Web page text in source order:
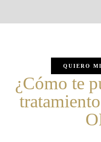
QUIERO
¿Cómo te